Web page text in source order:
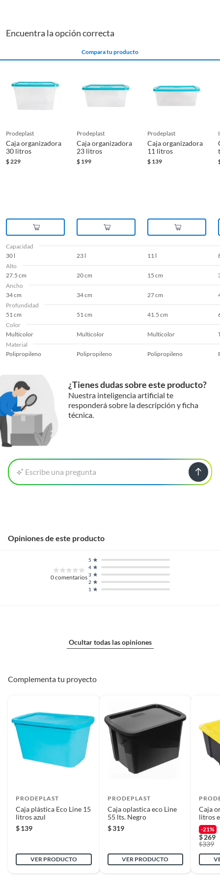
Encuentra la opción correcta
Compara tu producto
prodeplast
Caja organizadora
30 litros
$ 229
prodeplast
Caja organizadora
23 litros
$ 199
prodeplast
Caja organizadora
11 litros
$ 139
Capacidad
30 l
23 l 11 l
Alto
27.5 cm
20 cm 15 cm
Ancho
34 cm
34 cm 27 cm
Profundidad
51 cm
51 cm 41.5 cm
Color
Multicolor
Multicolor Multicolor
Material
Polipropileno
Polipropileno Polipropileno
¿Tienes dudas sobre este producto?
Nuestra inteligencia artificial te
responderá sobre la descripción y ficha
técnica.
Escribe una pregunta
Opiniones de este producto
0comentarios
1
2
3
4
5
Ocultar todas las opiniones
Complementa tu proyecto
PRODEPLAST
Caja plástica Eco Line 15
litros azul
$139
VER PRODUCTO
PRODEPLAST
Caja oplastica eco Line
55 lts. Negro
$319
VER PRODUCTO
Caja
litros
-21%
$269
$339